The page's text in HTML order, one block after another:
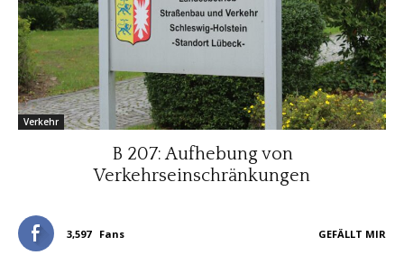
Verkehr
B 207: Aufhebung von
Verkehrseinschränkungen
3,597 Fans GEFÄLLT MIR